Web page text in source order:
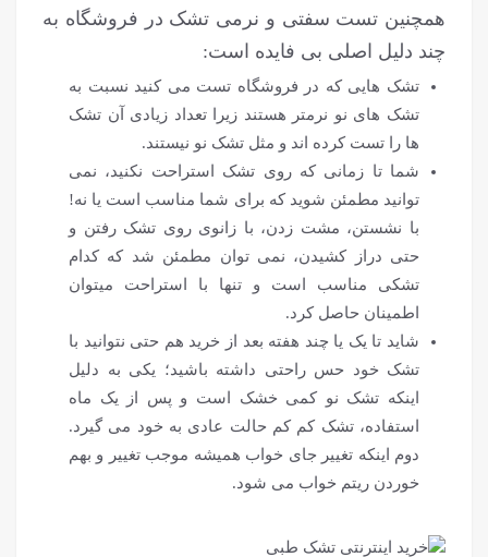
همچنین تست سفتی و نرمی تشک در فروشگاه به
چند دلیل اصلی بی فایده است:
تشک هایی که در فروشگاه تست می کنید نسبت به
تشک های نو نرمتر هستند زیرا تعداد زیادی آن تشک
ها را تست کرده اند و مثل تشک نو نیستند.
شما تا زمانی که روی تشک استراحت نکنید، نمی
توانید مطمئن شوید که برای شما مناسب است یا نه!
با نشستن، مشت زدن، با زانوی روی تشک رفتن و
حتی دراز کشیدن، نمی توان مطمئن شد که کدام
تشکی مناسب است و تنها با استراحت میتوان
اطمینان حاصل کرد.
شاید تا یک یا چند هفته بعد از خرید هم حتی نتوانید با
تشک خود حس راحتی داشته باشید؛ یکی به دلیل
اینکه تشک نو کمی خشک است و پس از یک ماه
استفاده، تشک کم کم حالت عادی به خود می گیرد.
دوم اینکه تغییر جای خواب همیشه موجب تغییر و بهم
خوردن ریتم خواب می شود.